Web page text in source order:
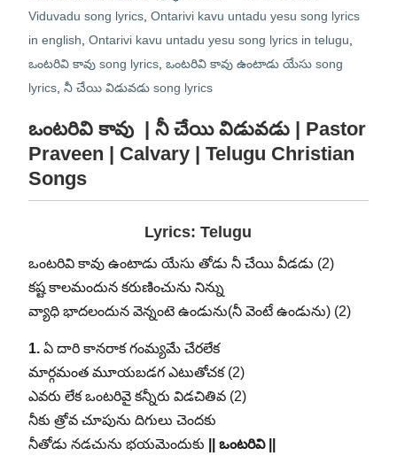
Viduvadu song lyrics, Ontarivi kavu untadu yesu song lyrics
in english Ontarivi kavu untadu yesu song lyrics in telugu
ఒంటరివి కావు song lyrics, ఒంటరివి కావు ఉంటాడు యేసు song
lyrics, నీ చేయి విడువడు song lyrics
ఒంటరివి కావు | నీ చేయి విడువడు | Pastor
Praveen | Calvary | Telugu Christian
Songs
Lyrics: Telugu
ఒంటరివి కావు ఉంటాడు యేసు తోడు నీ చేయి వీడడు (2)
కష్ట కాలమందున కరుణించును నిన్ను
వ్యాధి భాదలందున వెన్నంటె ఉండును(నీ వెంటే ఉండును) (2)
1.ఏ దారి కానరాక గంమ్యమే చేరలేక
మార్గమంత మూయబడగ ఎటుతోచక (2)
ఎవరు లేక ఒంటరివై కన్నీరు విడచితివ (2)
నీకు త్రోవ చూపును దిగులు చెందకు
నీతోడు నడచును భయమెందుకు
|| ఒంటరివి ||